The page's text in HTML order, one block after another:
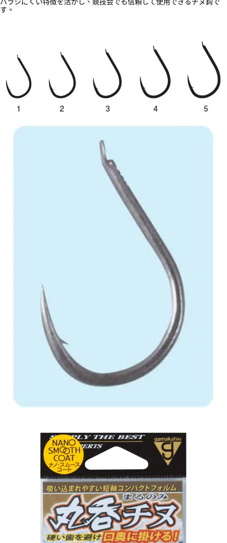
任。
５．嚴禁一人註冊多個帳號或使用他人資訊註冊。若發現惡意使用之情形，
恩沛科技股份有限公司將有權停止該用戶之使用額度並採取法律行動。
貨到付款（門市自取請勿下單，請聯繫客服）
計)，訂單才得以成立**)
查看運費
バラシにくい特徴を活かし、競技会でも信頼して使用できるチヌ鈎で
す。